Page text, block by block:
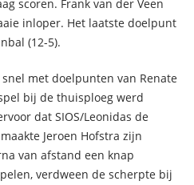
scoren. Frank van der Veen
inloper. Het laatste doelpunt
(12-5).
met doelpunten van Renate
bij de thuisploeg werd
dat SIOS/Leonidas de
Jeroen Hofstra zijn
van afstand een knap
verdween de scherpte bij